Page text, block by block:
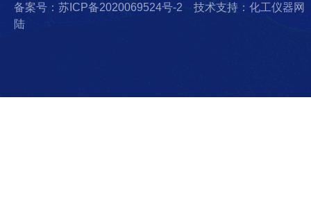
备案号：苏ICP备2020069524号-2
技术支持：化工仪器网
陆